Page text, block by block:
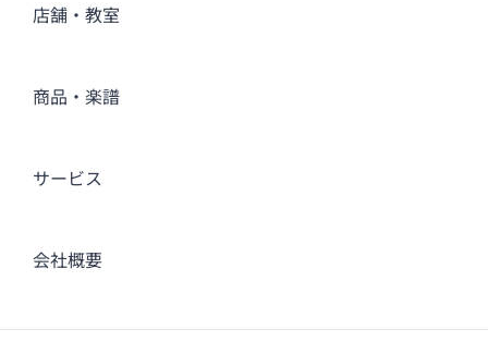
店舗・教室
商品・楽譜
サービス
会社概要